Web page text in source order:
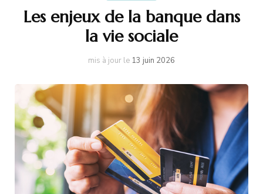
Les enjeux de la banque dans
la vie sociale
mis à jour le 13 juin 2026